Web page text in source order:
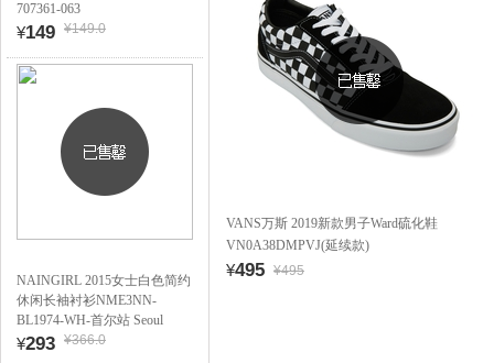
707361-063
¥149 ¥149.0
NAINGIRL 2015女士白色简约
休闲长袖衬衫NME3NN-
BL1974-WH-首尔站 Seoul
¥293 ¥366.0
VANS万斯 2019新款男子Ward硫化鞋
VN0A38DMPVJ(延续款)
¥495 ¥495